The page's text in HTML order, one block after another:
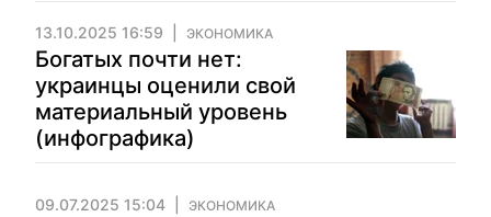
13.10.2025 16:59 ЭКОНОМИКА
Богатых почти нет:
украинцы оценили свой
материальный уровень
(инфографика)
09.07.2025 15:04 ЭКОНОМИКА